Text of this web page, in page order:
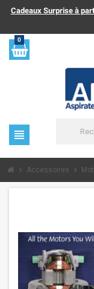
Cadeaux Surprise à
0
view_headline
chevron_right Accessoires chevron_right